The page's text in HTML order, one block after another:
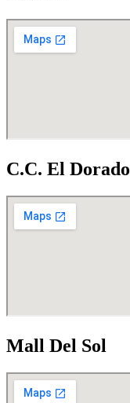
C.C. El Dorado
Mall Del Sol